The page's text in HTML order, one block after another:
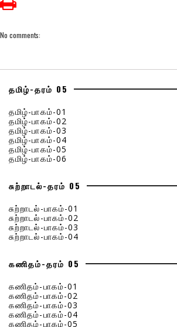
No comments:
தமிழ்-தரம் 05
தமிழ்-பாகம்-01
தமிழ்-பாகம்-02
தமிழ்-பாகம்-03
தமிழ்-பாகம்-04
தமிழ்-பாகம்-05
தமிழ்-பாகம்-06
சுற்றாடல்-தரம் 05
சுற்றாடல்-பாகம்-01
சுற்றாடல்-பாகம்-02
சுற்றாடல்-பாகம்-03
சுற்றாடல்-பாகம்-04
கணிதம்-தரம் 05
கணிதம்-பாகம்-01
கணிதம்-பாகம்-02
கணிதம்-பாகம்-03
கணிதம்-பாகம்-04
கணிதம்-பாகம்-05